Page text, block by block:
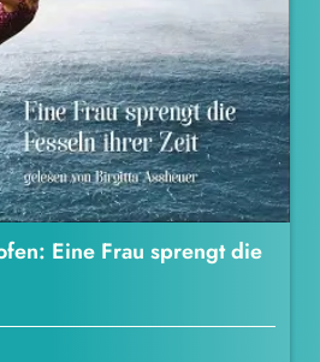
Eine Frau sprengt die